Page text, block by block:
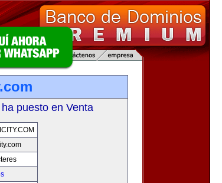
puesto en Venta